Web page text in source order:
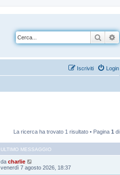
Cerca
Login
Iscriviti
La ricerca ha trovato 1 risultato • Pagina 1 di
ULTIMO MESSAGGIO
da charlie
venerdì 7 agosto 2026, 18:37